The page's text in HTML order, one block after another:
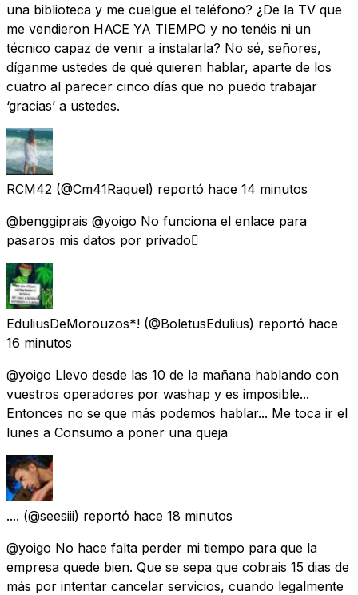
una biblioteca y me cuelgue el teléfono? ¿De la TV que
me vendieron HACE YA TIEMPO y no tenéis ni un
técnico capaz de venir a instalarla? No sé, señores,
díganme ustedes de qué quieren hablar, aparte de los
cuatro al parecer cinco días que no puedo trabajar
‘gracias’ a ustedes.
RCM42 (@Cm41Raquel) reportó hace 14 minutos
@benggiprais @yoigo No funciona el enlace para
pasaros mis datos por privado🫩
EduliusDeMorouzos*! (@BoletusEdulius) reportó hace
16 minutos
@yoigo Llevo desde las 10 de la mañana hablando con
vuestros operadores por washap y es imposible...
Entonces no se que más podemos hablar... Me toca ir el
lunes a Consumo a poner una queja
.... (@seesiii) reportó hace 18 minutos
@yoigo No hace falta perder mi tiempo para que la
empresa quede bien. Que se sepa que cobrais 15 dias de
más por intentar cancelar servicios, cuando legalmente